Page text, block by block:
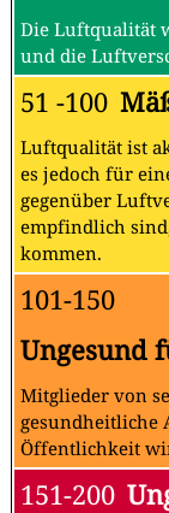
Die Luftqualität
und die
51 -100
Luftqualität ist
es jedoch für
gegenüber
empfindlich
kommen.
101-150
Ungesund
Mitglieder von
gesundheitliche
Öffentlichkeit
151-200